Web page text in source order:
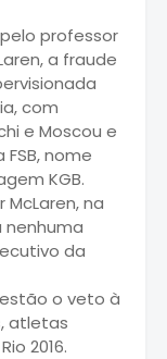
professor
a fraude
com
e Moscou e
nome
KGB.
na
nenhuma
da
o veto à
atletas
2016.